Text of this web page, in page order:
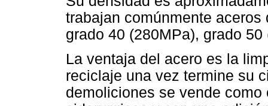
trabajan comúnmente
grado 40 (280MPa), grado
La ventaja del acero es la
reciclaje una vez termine su
demoliciones se vende